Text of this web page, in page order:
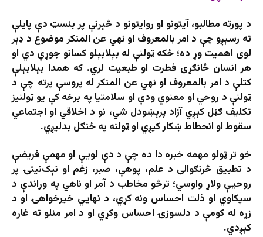
د پورته مطالبو، آيتونو او روايتونو د څېړنې پر بنسټ دې پايلې
ته رسېږو چې د امر بالمعروف او نهي عن المنکر موضوع د ډېر
لوی اهميت وړ ده؛ ځکه ټولنې له بېلابېلو کسانو جوړې دي او
هر انسان ځانګړی فطرت او طبعیت لري. که همدا بېلابېلې
کتلې د امر بالمعروف او نهي عن المنکر له پروسې پرته چې د
ټولنې د روحي او معنوي ودې او سلامتيا په برخه کې یو ټولنيز
تکليف ګڼل کېږي آزاد پرېښودل شي، نو د اخلاقي او اجتماعي
سقوط او انحطاط ښکار کیږي او ټولنه په ځنګل بدلیږي.
خو تر ټولو مهمه خبره دا ده چې د دې لویې او مهمې فريضې
د تطبيق څرنګوالی د علم، پوهې، صبر، زغم او نېک‌نیتۍ پر
روحيې ولاړ واوسي؛ ترڅو مخاطب د آمر او ناهي په وړاندې د
سپکاوي او ذلت احساس ونه کړي، د نهايي خيرخواهۍ او د
زړه له کومې د دلسوزۍ احساس وکړي او د امر منلو ته غاړه
کېږدي.